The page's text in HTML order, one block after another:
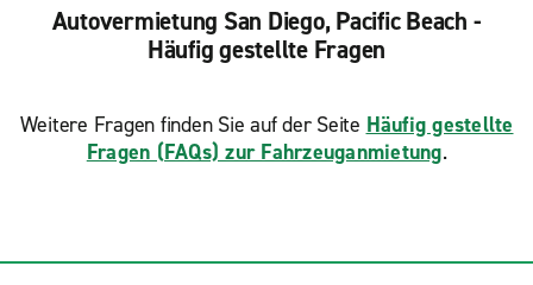
Autovermietung San Diego, Pacific Beach -
Häufig gestellte Fragen
Weitere Fragen finden Sie auf der Seite Häufig gestellte
Fragen (FAQs) zur Fahrzeuganmietung.